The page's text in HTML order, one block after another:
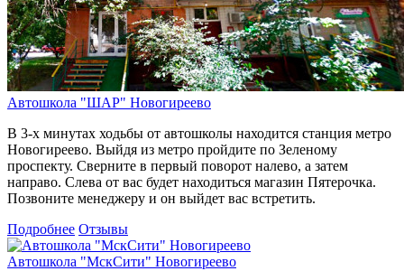
Автошкола "ШАР" Новогиреево
В 3-х минутах ходьбы от автошколы находится станция метро
Новогиреево. Выйдя из метро пройдите по Зеленому
проспекту. Сверните в первый поворот налево, а затем
направо. Слева от вас будет находиться магазин Пятерочка.
Позвоните менеджеру и он выйдет вас встретить.
Подробнее Отзывы
Автошкола "МскСити" Новогиреево